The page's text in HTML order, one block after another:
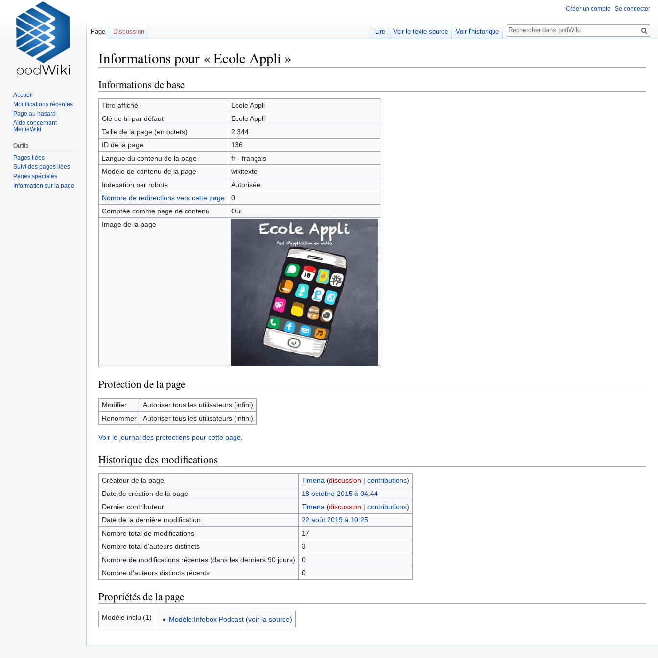
Informations pour « Ecole Appli »
Sauter
à
la
navigation
Sauter
à
la
recherche
Informations de base
Titre affiché
Ecole Appli
Clé de tri par défaut
Ecole Appli
Taille de la page (en octets)
2 344
ID de la page
136
Langue du contenu de la page
fr - français
Modèle de contenu de la page
wikitexte
Indexation par robots
Autorisée
Nombre de redirections vers cette page
0
Comptée comme page de contenu
Oui
Image de la page
Protection de la page
Modifier
Autoriser tous les utilisateurs (infini)
Renommer
Autoriser tous les utilisateurs (infini)
Voir le journal des protections pour cette page.
Historique des modifications
Créateur de la page Timena (discussion | contributions)
Date de création de la page
18 octobre 2015 à 04:44
Dernier contributeur
Timena (discussion | contributions)
Date de la dernière modification
22 août 2019 à 10:25
Nombre total de modifications
17
Nombre total d'auteurs distincts
3
Nombre de modifications récentes (dans les derniers 90 jours)
0
Nombre d'auteurs distincts récents
0
Propriétés de la page
Modèle inclu (1) Modèle:Infobox Podcast(voir la source)
Créer un compte Se connecter
Page Discussion Lire Voir le texte source Voir l’historique
Rechercher
Accueil
Modifications récentes
Page au hasard
Aide concernant
MediaWiki
Outils
Pages liées
Suivi des pages liées
Pages spéciales
Information sur la page